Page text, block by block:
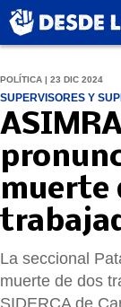
POLÍTICA | 23 DIC 2024
SUPERVISORES Y
muerte
La seccional
muerte de dos
SIDERCA de